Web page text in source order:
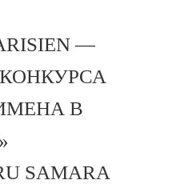
—
В
SAMARA